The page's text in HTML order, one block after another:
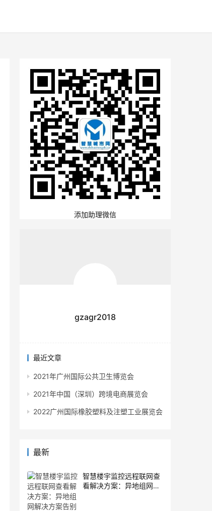
添加助理微信
gzagr2018
最近文章
2021年广州国际公共卫生博览会
2021年中国（深圳）跨境电商展览会
2022广州国际橡胶塑料及注塑工业展览会
最新
智慧楼宇监控远程联网查
看解决方案：异地组网解